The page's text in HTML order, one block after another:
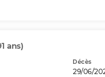
ans)
Décès
29/06/